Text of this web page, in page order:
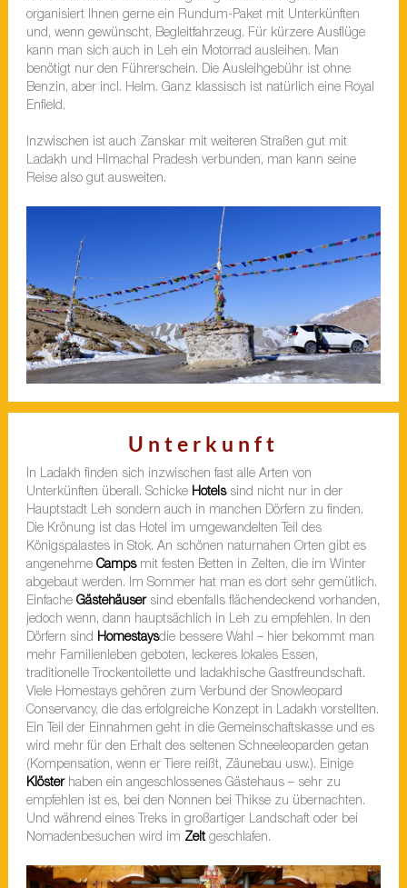
organisiert Ihnen gerne ein Rundum-Paket mit Unterkünften
und, wenn gewünscht, Begleitfahrzeug. Für kürzere Ausflüge
kann man sich auch in Leh ein Motorrad ausleihen. Man
benötigt nur den Führerschein. Die Ausleihgebühr ist ohne
Benzin, aber incl. Helm. Ganz klassisch ist natürlich eine Royal
Enfield.
Inzwischen ist auch Zanskar mit weiteren Straßen gut mit
Ladakh und Himachal Pradesh verbunden, man kann seine
Reise also gut ausweiten.
Unterkunft
In Ladakh finden sich inzwischen fast alle Arten von
Unterkünften überall. Schicke Hotelssind nicht nur in der
Hauptstadt Leh sondern auch in manchen Dörfern zu finden.
Die Krönung ist das Hotel im umgewandelten Teil des
Königspalastes in Stok. An schönen naturnahen Orten gibt es
angenehme Campsmit festen Betten in Zelten, die im Winter
abgebaut werden. Im Sommer hat man es dort sehr gemütlich.
Einfache Gästehäusersind ebenfalls flächendeckend vorhanden,
jedoch wenn, dann hauptsächlich in Leh zu empfehlen. In den
Dörfern sind Homestaysdie bessere Wahl – hier bekommt man
mehr Familienleben geboten, leckeres lokales Essen,
traditionelle Trockentoilette und ladakhische Gastfreundschaft.
Viele Homestays gehören zum Verbund der Snowleopard
Conservancy, die das erfolgreiche Konzept in Ladakh vorstellten.
Ein Teil der Einnahmen geht in die Gemeinschaftskasse und es
wird mehr für den Erhalt des seltenen Schneeleoparden getan
(Kompensation, wenn er Tiere reißt, Zäunebau usw.). Einige
Klösterhaben ein angeschlossenes Gästehaus – sehr zu
empfehlen ist es, bei den Nonnen bei Thikse zu übernachten.
Und während eines Treks in großartiger Landschaft oder bei
Nomadenbesuchen wird im Zeltgeschlafen.